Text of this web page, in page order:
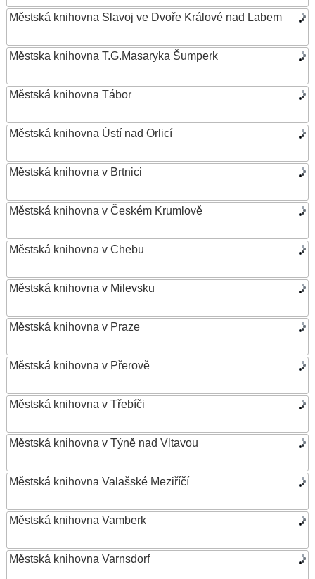
Městská knihovna Slavoj ve Dvoře Králové nad Labem
Městska knihovna T.G.Masaryka Šumperk
Městská knihovna Tábor
Městská knihovna Ústí nad Orlicí
Městská knihovna v Brtnici
Městská knihovna v Českém Krumlově
Městská knihovna v Chebu
Městská knihovna v Milevsku
Městská knihovna v Praze
Městská knihovna v Přerově
Městská knihovna v Třebíči
Městská knihovna v Týně nad Vltavou
Městská knihovna Valašské Meziříčí
Městská knihovna Vamberk
Městská knihovna Varnsdorf